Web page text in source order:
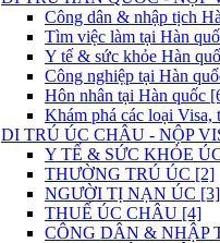
Công dân & nhập tịch
Tìm việc làm tại Hàn
Y tế & sức khỏe Hàn
Công nghiệp tại Hàn
Hôn nhân tại Hàn quốc
Khám phá các loại
DI TRÚ ÚC CHÂU - NỘP
Y TẾ & SỨC KHỎE
THƯỜNG TRÚ ÚC [2]
NGƯỜI TỊ NẠN ÚC [3]
THUẾ ÚC CHÂU [4]
CÔNG DÂN & NHẬP